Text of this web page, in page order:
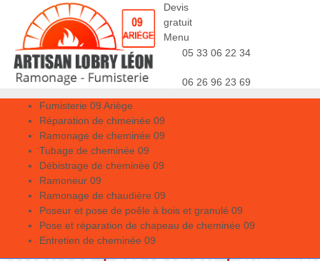
Devis
gratuit
Menu
05 33 06 22 34
06 26 96 23 69
Fumisterie 09 Ariège
Réparation de chmeinée 09
Ramonage de cheminée 09
Tubage de cheminée 09
Débistrage de cheminée 09
Ramoneur 09
Ramonage de chaudière 09
Poseur et pose de poêle à bois et granulé 09
Pose et réparation de chapeau de cheminée 09
Entretien de cheminée 09